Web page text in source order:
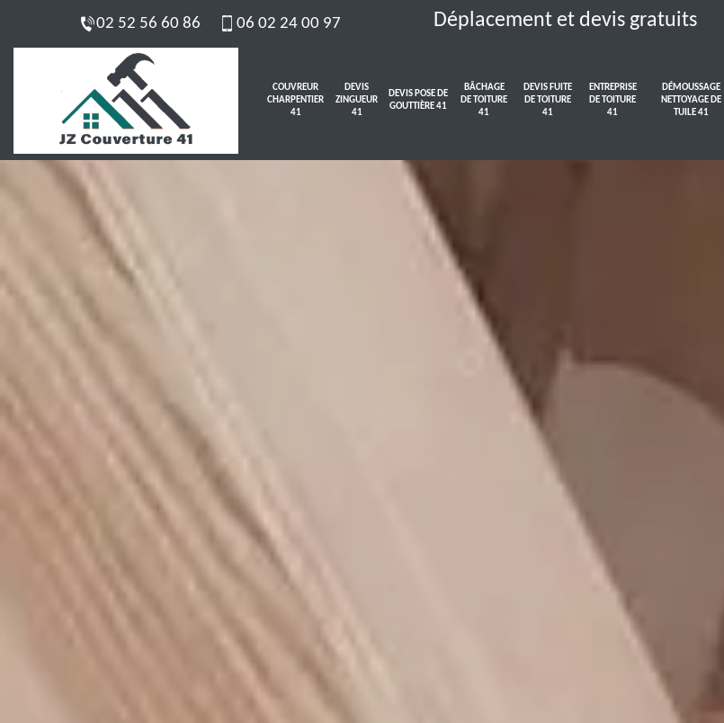
02 52 56 60 86 06 02 24 00 97 Déplacement et devis gratuits
COUVREUR
CHARPENTIER
41
DEVIS
ZINGUEUR
41
DEVIS POSE DE
GOUTTIÈRE 41
BÂCHAGE
DE TOITURE
41
DEVIS FUITE
DE TOITURE
41
ENTREPRISE
DE TOITURE
41
DÉMOUSSAGE
NETTOYAGE DE
TUILE 41